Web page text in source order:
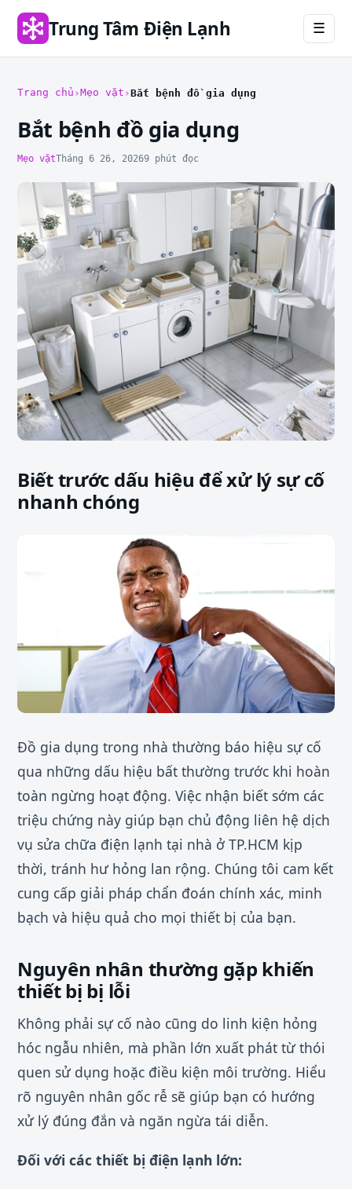
Trung Tâm Điện Lạnh ☰
Trang chủ Mẹo vặt Bắt bệnh đồ gia dụng
Bắt bệnh đồ gia dụng
Mẹo vặtTháng 6 26, 20269 phút đọc
Biết trước dấu hiệu để xử lý sự cố
nhanh chóng
Đồ gia dụng trong nhà thường báo hiệu sự cố
qua những dấu hiệu bất thường trước khi hoàn
toàn ngừng hoạt động. Việc nhận biết sớm các
triệu chứng này giúp bạn chủ động liên hệ dịch
vụ sửa chữa điện lạnh tại nhà ở TP.HCM kịp
thời, tránh hư hỏng lan rộng. Chúng tôi cam kết
cung cấp giải pháp chẩn đoán chính xác, minh
bạch và hiệu quả cho mọi thiết bị của bạn.
Nguyên nhân thường gặp khiến
thiết bị bị lỗi
Không phải sự cố nào cũng do linh kiện hỏng
hóc ngẫu nhiên, mà phần lớn xuất phát từ thói
quen sử dụng hoặc điều kiện môi trường. Hiểu
rõ nguyên nhân gốc rễ sẽ giúp bạn có hướng
xử lý đúng đắn và ngăn ngừa tái diễn.
Đối với các thiết bị điện lạnh lớn: